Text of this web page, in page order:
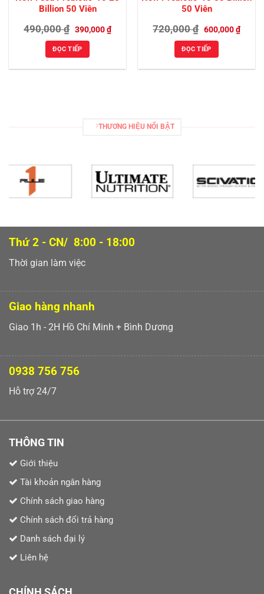
Billion 50 Viên
490,000₫ Giá
gốc
là:
490,000 ₫.
390,000₫Giá
hiện
ĐỌC TIẾP
50 Viên
720,000₫ Giá
gốc
là:
720,000 ₫.
600,000₫Giá
hiện
ĐỌC TIẾP
THƯƠNG HIỆU NỔI BẬT
Thứ 2 - CN/ 8:00 - 18:00
Thời gian làm việc
Giao hàng nhanh
Giao 1h - 2H Hồ Chí Minh + Bình Dương
0938 756 756
Hỗ trợ 24/7
THÔNG TIN
Giới thiệu
Tài khoản ngân hàng
Chính sách giao hàng
Chính sách đổi trả hàng
Danh sách đại lý
Liên hệ